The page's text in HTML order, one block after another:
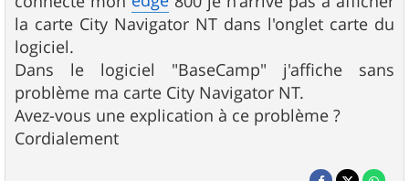
la carte City Navigator NT dans l'onglet carte du
logiciel.
Dans le logiciel "BaseCamp" j'affiche sans
problème ma carte City Navigator NT.
Avez-vous une explication à ce problème ?
Cordialement